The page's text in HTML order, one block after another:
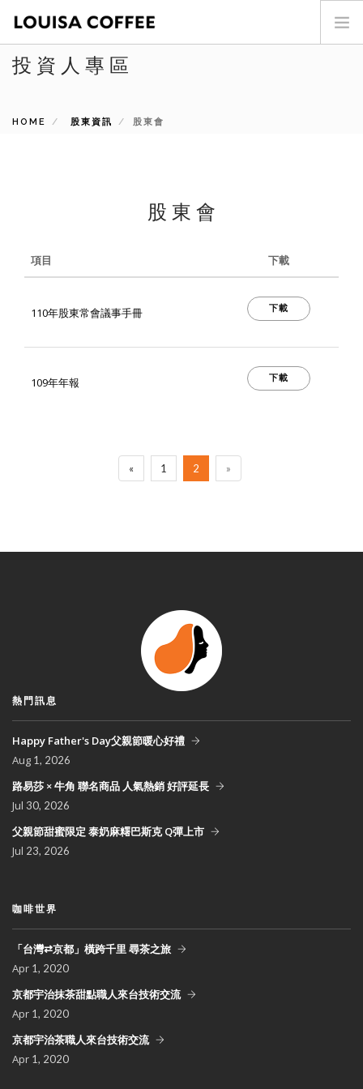
首頁
最新消息
聯絡我們
SEARCH SITE
ENG
投資人專區
HOME 股東資訊 股東會
股東會
項目 下載
110年股東常會議事手冊 下載
109年年報 下載
« 1 2 »
熱門訊息
Happy Father's Day父親節暖心好禮
Aug 1, 2026
路易莎 × 牛角 聯名商品 人氣熱銷 好評延長
Jul 30, 2026
父親節甜蜜限定 泰奶麻糬巴斯克 Q彈上市
Jul 23, 2026
咖啡世界
「台灣⇄京都」橫跨千里 尋茶之旅
Apr 1, 2020
京都宇治抹茶甜點職人來台技術交流
Apr 1, 2020
京都宇治茶職人來台技術交流
Apr 1, 2020